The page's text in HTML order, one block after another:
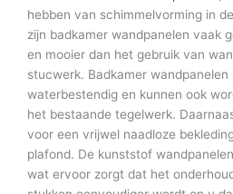
hebben van schimmelvorming in
zijn badkamer wandpanelen vaak
en mooier dan het gebruik van
stucwerk. Badkamer wandpanelen
waterbestendig en kunnen ook
het bestaande tegelwerk.
voor een vrijwel naadloze
plafond. De kunststof
wat ervoor zorgt dat het